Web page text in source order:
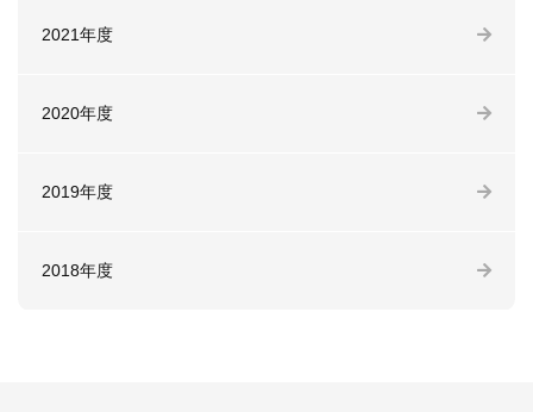
2021年度
2020年度
2019年度
2018年度